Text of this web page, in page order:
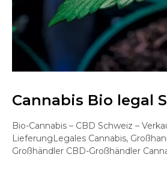
Cannabis Bio legal
Bio-Cannabis – CBD Schweiz –
LieferungLegales Cannabis,
Großhändler CBD-Großhändler